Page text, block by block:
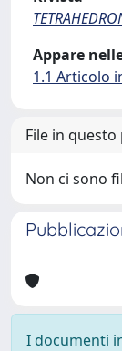
Appare
1.1 Articolo
File in
Non ci sono
I documenti